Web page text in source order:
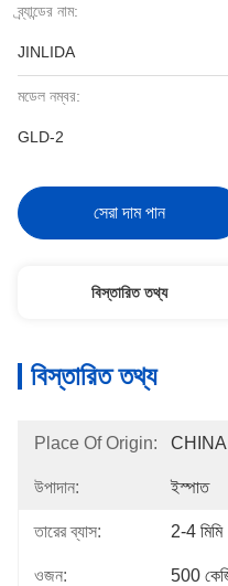
ব্র্যান্ডের নাম:
JINLIDA
মডেল নম্বর:
GLD-2
সেরা দাম পান
বিস্তারিত তথ্য
বিস্তারিত তথ্য
Place Of Origin: CHINA
উপাদান: ইস্পাত
তারের ব্যাস: 2-4 মিমি
ওজন: 500